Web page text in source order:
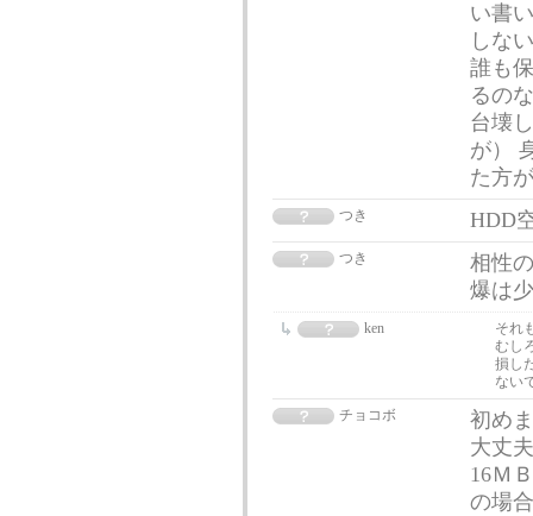
い書
しな
誰も
るの
台壊
が）
た方
つき HDD
つき
相性
爆は
ken
それ
むし
損し
ない
チョコボ
初め
大丈
16Ｍ
の場